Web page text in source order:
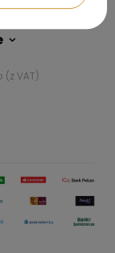
VAT).